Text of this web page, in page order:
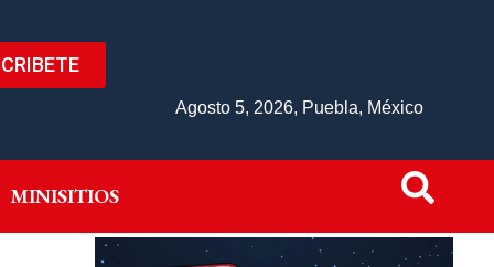
Agosto 5, 2026, Puebla, México
MINISITIOS
MINISITIOS